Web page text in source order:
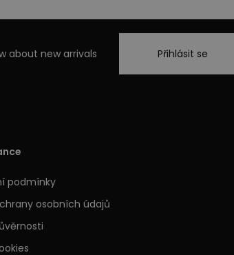
about new arrivals Přihlásit se
podmínky
osobních údajů